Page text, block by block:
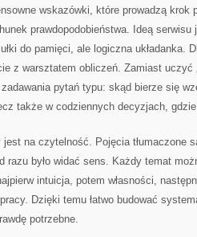
wskazówki, które prowadzą krok
prawdopodobieństwa. Ideą
do pamięci, ale logiczna układanka.
z warsztatem obliczeń. Zamiast uczyć
pytań typu: skąd bierze się
także w codziennych decyzjach,
na czytelność. Pojęcia tłumaczone
razu było widać sens. Każdy temat
intuicja, potem własności,
Dzięki temu łatwo budować
potrzebne.